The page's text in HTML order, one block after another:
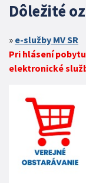
Dôležité
e-služby MV SR
Pri hlásení
elektronické